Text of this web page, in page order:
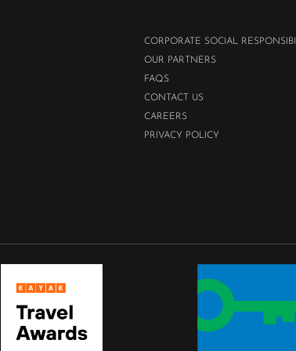
CORPORATE SOCIAL
OUR PARTNERS
FAQS
CONTACT US
CAREERS
PRIVACY POLICY